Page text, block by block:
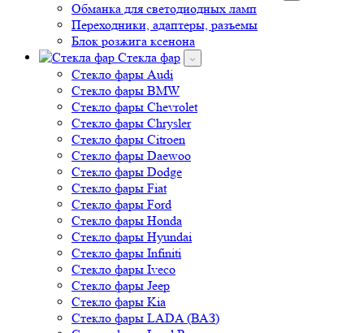
Обманка для светодиодных ламп
Переходники, адаптеры, разъемы
Блок розжига ксенона
Стекла фар
Стекло фары Audi
Стекло фары BMW
Стекло фары Chevrolet
Стекло фары Chrysler
Стекло фары Citroen
Стекло фары Daewoo
Стекло фары Dodge
Стекло фары Fiat
Стекло фары Ford
Стекло фары Honda
Стекло фары Hyundai
Стекло фары Infiniti
Стекло фары Iveco
Стекло фары Jeep
Стекло фары Kia
Стекло фары LADA (ВАЗ)